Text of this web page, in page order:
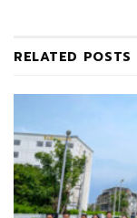
RELATED POSTS